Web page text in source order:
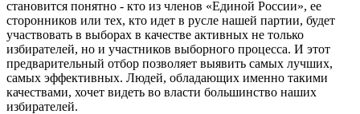
становится понятно - кто из членов «Единой России», ее
сторонников или тех, кто идет в русле нашей партии, будет
участвовать в выборах в качестве активных не только
избирателей, но и участников выборного процесса. И этот
предварительный отбор позволяет выявить самых лучших,
самых эффективных. Людей, обладающих именно такими
качествами, хочет видеть во власти большинство наших
избирателей.